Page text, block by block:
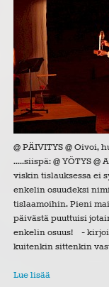
@ PÄIVITYS @ Oivoi,
.....siispä: @ YÖTYS
viskin tislauksessa ei
enkelin osuudeksi
tislaamoihin. Pieni
päivästä puuttuisi
enkelin osuus! -
kuitenkin sittenkin
Lue lisää